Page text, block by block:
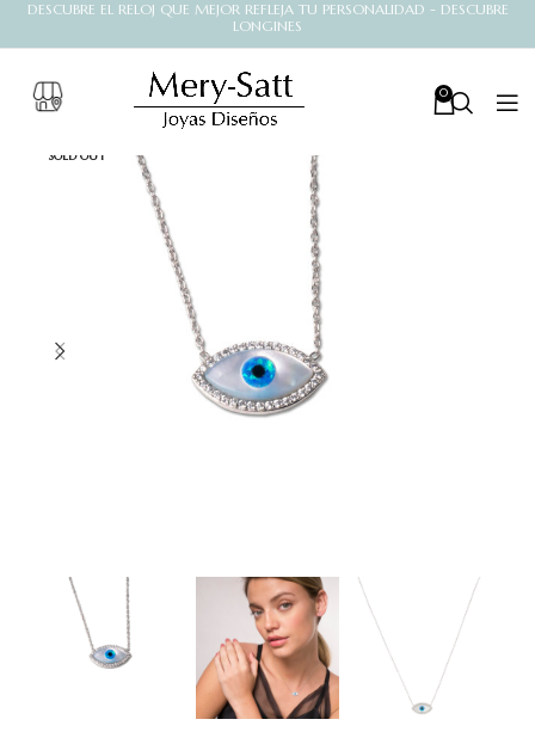
DESCUBRE EL RELOJ QUE MEJOR REFLEJA TU PERSONALIDAD - DESCUBRE
LONGINES
0
SOLD OUT